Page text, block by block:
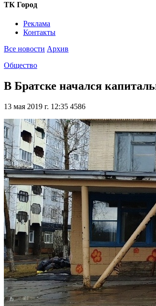
ТК Город
Реклама
Контакты
Все новости Архив
Общество
В Братске начался
13 мая 2019 г. 12:35 4586